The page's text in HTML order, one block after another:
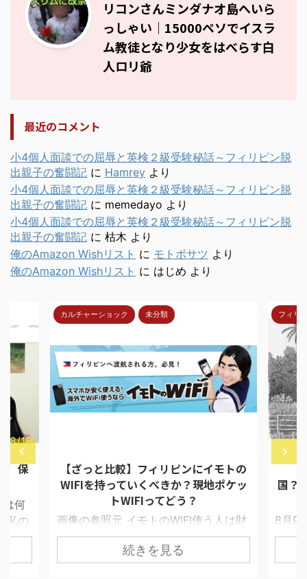
リコンさんミンダナオ島へいら
っしゃい｜15000ペソでイスラ
ム教徒となり少女をはべらす白
人ロリ爺
最近のコメント
小4個人面談での屈辱と英検２級受験秘話～フィリピン脱
出親子の奮闘記 に Hamrey より
小4個人面談での屈辱と英検２級受験秘話～フィリピン脱
出親子の奮闘記 に memedayo より
小4個人面談での屈辱と英検２級受験秘話～フィリピン脱
出親子の奮闘記 に 枯木 より
俺のAmazon Wishリスト に モトボサツ より
俺のAmazon Wishリスト に はじめ より
8/18
保
は何
私の
ド選
カルチャーショック 未分類
【ざっと比較】フィリピンにイモトの
WIFIを持っていくべきか？現地ポケッ
トWIFIってどう？
画像の参照元 イモトのWIFI使う人は財
布に余裕がある セブで留学生と接触す
ると必ず聞くことにしている質問があ
続きを見る
フィリ
【
国？
8月9
ムが